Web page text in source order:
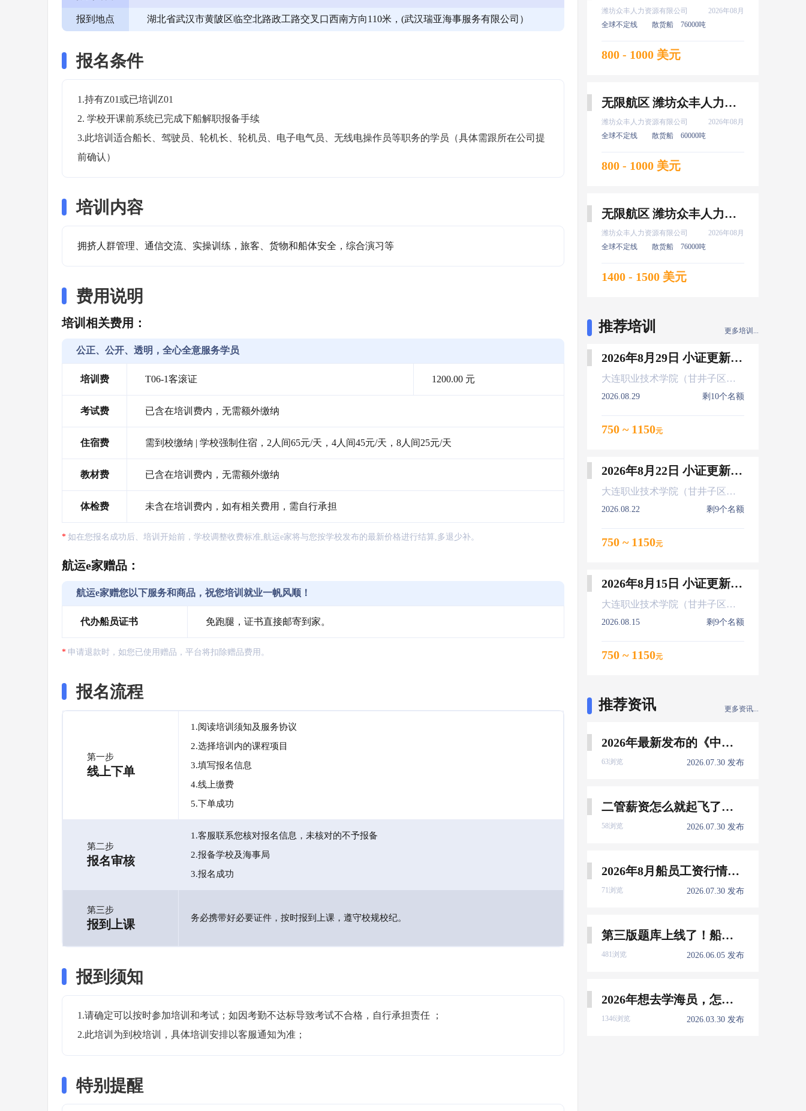
报到地点 湖北省武汉市黄陂区临空北路政工路交叉口西南方向110米，(武汉瑞亚海事服务有限公司）
报名条件
1.持有Z01或已培训Z01
2. 学校开课前系统已完成下船解职报备手续
3.此培训适合船长、驾驶员、轮机长、轮机员、电子电气员、无线电操作员等职务的学员（具体需跟所在公司提
前确认）
培训内容
拥挤人群管理、通信交流、实操训练，旅客、货物和船体安全，综合演习等
费用说明
培训相关费用：
公正、公开、透明，全心全意服务学员
培训费 T06-1客滚证 1200.00 元
考试费 已含在培训费内，无需额外缴纳
住宿费 需到校缴纳 | 学校强制住宿，2人间65元/天，4人间45元/天，8人间25元/天
教材费 已含在培训费内，无需额外缴纳
体检费 未含在培训费内，如有相关费用，需自行承担
如在您报名成功后、培训开始前，学校调整收费标准,航运e家将与您按学校发布的最新价格进行结算,多退少补。
航运e家赠品：
航运e家赠您以下服务和商品，祝您培训就业一帆风顺！
代办船员证书 免跑腿，证书直接邮寄到家。
申请退款时，如您已使用赠品，平台将扣除赠品费用。
报名流程
第一步
线上下单
1.阅读培训须知及服务协议
2.选择培训内的课程项目
3.填写报名信息
4.线上缴费
5.下单成功
第二步
报名审核
1.客服联系您核对报名信息，未核对的不予报备
2.报备学校及海事局
3.报名成功
第三步
报到上课 务必携带好必要证件，按时报到上课，遵守校规校纪。
报到须知
1.请确定可以按时参加培训和考试；如因考勤不达标导致考试不合格，自行承担责任 ；
2.此培训为到校培训，具体培训安排以客服通知为准；
特别提醒
潍坊众丰人力资源有限公司
2026年08月
全球不定线
散货船 76000吨
800 - 1000 美元
无限航区 潍坊众丰人力资源有限公司 服务生 8月上船
潍坊众丰人力资源有限公司
2026年08月
全球不定线
散货船 60000吨
800 - 1000 美元
无限航区 潍坊众丰人力资源有限公司 水手 8月上船
潍坊众丰人力资源有限公司
2026年08月
全球不定线
散货船 76000吨
1400 - 1500 美元
推荐培训 更多培训...
2026年8月29日 小证更新 Z01Z02Z04
大连职业技术学院（甘井子区大连北站）
2026.08.29 剩10个名额
750 ~ 1150元
2026年8月22日 小证更新 Z01Z02Z04
大连职业技术学院（甘井子区大连北站）
2026.08.22 剩9个名额
750 ~ 1150元
2026年8月15日 小证更新 Z01Z02Z04
大连职业技术学院（甘井子区大连北站）
2026.08.15 剩9个名额
750 ~ 1150元
推荐资讯 更多资讯...
2026年最新发布的《中国船员发展报告》，暴露了哪些信息量？
63浏览 2026.07.30 发布
二管薪资怎么就起飞了，下一个会是谁？
58浏览 2026.07.30 发布
2026年8月船员工资行情参考
71浏览 2026.07.30 发布
第三版题库上线了！船员免费刷！
481浏览 2026.06.05 发布
2026年想去学海员，怎么选择培训学校？
1346浏览 2026.03.30 发布